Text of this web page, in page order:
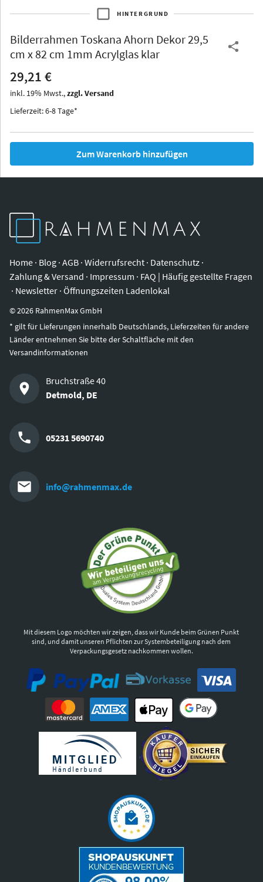
Iowa
HINTERGRUND
Bilderrahmen Toskana Ahorn Dekor 29,5
cm x 82 cm 1mm Acrylglas klar
29,21 €
inkl. 19% Mwst.,zzgl. Versand
Lieferzeit: 6-8 Tage*
Zum Warenkorb hinzufügen
Home · Blog · AGB · Widerrufsrecht · Datenschutz ·
Zahlung & Versand · Impressum · FAQ | Häufig gestellte Fragen
· Newsletter · Öffnungszeiten Ladenlokal
©2026 RahmenMax GmbH
* gilt für Lieferungen innerhalb Deutschlands, Lieferzeiten für andere
Länder entnehmen Sie bitte der Schaltfläche mit den
Versandinformationen
Bruchstraße 40
Detmold, DE
05231 5690740
info@rahmenmax.de
Mit diesem Logo möchten wir zeigen, dass wir Kunde beim Grünen Punkt
sind, und damit unseren Pflichten zur Systembeteiligung nach dem
Verpackungsgesetz nachkommen wollen.